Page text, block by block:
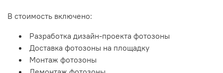
В стоимость включено:
Разработка дизайн-проекта фотозоны
Доставка фотозоны на площадку
Монтаж фотозоны